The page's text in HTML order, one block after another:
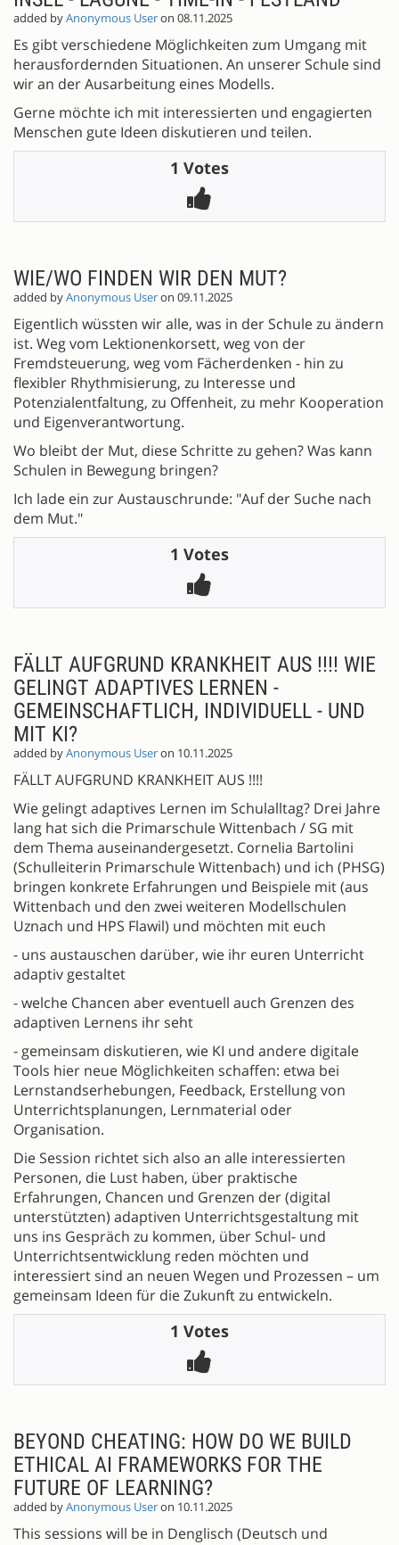
added byAnonymous Useron 08.11.2025
Es gibt verschiedene Möglichkeiten zum Umgang mit
herausfordernden Situationen. An unserer Schule sind
wir an der Ausarbeitung eines Modells.
Gerne möchte ich mit interessierten und engagierten
Menschen gute Ideen diskutieren und teilen.
1 Votes
WIE/WO FINDEN WIR DEN MUT?
added byAnonymous Useron 09.11.2025
Eigentlich wüssten wir alle, was in der Schule zu ändern
ist. Weg vom Lektionenkorsett, weg von der
Fremdsteuerung, weg vom Fächerdenken - hin zu
flexibler Rhythmisierung, zu Interesse und
Potenzialentfaltung, zu Offenheit, zu mehr Kooperation
und Eigenverantwortung.
Wo bleibt der Mut, diese Schritte zu gehen? Was kann
Schulen in Bewegung bringen?
Ich lade ein zur Austauschrunde: "Auf der Suche nach
dem Mut."
1 Votes
FÄLLT AUFGRUND KRANKHEIT AUS !!!! WIE
GELINGT ADAPTIVES LERNEN -
GEMEINSCHAFTLICH, INDIVIDUELL - UND
MIT KI?
added byAnonymous Useron 10.11.2025
FÄLLT AUFGRUND KRANKHEIT AUS !!!!
Wie gelingt adaptives Lernen im Schulalltag? Drei Jahre
lang hat sich die Primarschule Wittenbach / SG mit
dem Thema auseinandergesetzt. Cornelia Bartolini
(Schulleiterin Primarschule Wittenbach) und ich (PHSG)
bringen konkrete Erfahrungen und Beispiele mit (aus
Wittenbach und den zwei weiteren Modellschulen
Uznach und HPS Flawil) und möchten mit euch
- uns austauschen darüber, wie ihr euren Unterricht
adaptiv gestaltet
- welche Chancen aber eventuell auch Grenzen des
adaptiven Lernens ihr seht
- gemeinsam diskutieren, wie KI und andere digitale
Tools hier neue Möglichkeiten schaffen: etwa bei
Lernstandserhebungen, Feedback, Erstellung von
Unterrichtsplanungen, Lernmaterial oder
Organisation.
Die Session richtet sich also an alle interessierten
Personen, die Lust haben, über praktische
Erfahrungen, Chancen und Grenzen der (digital
unterstützten) adaptiven Unterrichtsgestaltung mit
uns ins Gespräch zu kommen, über Schul- und
Unterrichtsentwicklung reden möchten und
interessiert sind an neuen Wegen und Prozessen – um
gemeinsam Ideen für die Zukunft zu entwickeln.
1 Votes
BEYOND CHEATING: HOW DO WE BUILD
ETHICAL AI FRAMEWORKS FOR THE
FUTURE OF LEARNING?
added byAnonymous Useron 10.11.2025
This sessions will be in Denglisch (Deutsch und